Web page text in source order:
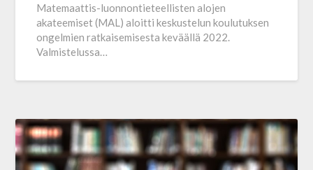
Matemaattis-luonnontieteellisten alojen
akateemiset (MAL) aloitti keskustelun koulutuksen
ongelmien ratkaisemisesta keväällä 2022.
Valmistelussa…